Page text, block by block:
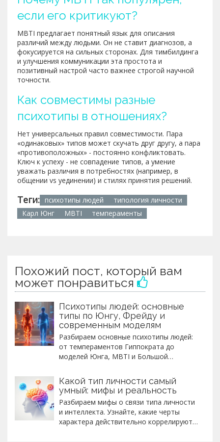
если его критикуют?
MBTI предлагает понятный язык для описания
различий между людьми. Он не ставит диагнозов, а
фокусируется на сильных сторонах. Для тимбилдинга
и улучшения коммуникации эта простота и
позитивный настрой часто важнее строгой научной
точности.
Как совместимы разные
психотипы в отношениях?
Нет универсальных правил совместимости. Пара
«одинаковых» типов может скучать друг другу, а пара
«противоположных» - постоянно конфликтовать.
Ключ к успеху - не совпадение типов, а умение
уважать различия в потребностях (например, в
общении vs уединении) и стилях принятия решений.
Теги: психотипы людей
типология личности
Карл Юнг
MBTI темпераменты
Похожий пост, который вам
может понравиться
Психотипы людей: основные
типы по Юнгу, Фрейду и
современным моделям
Разбираем основные психотипы людей:
от темпераментов Гиппократа до
моделей Юнга, MBTI и Большой
тип и использовать эти знания для
улучшения коммуникации и карьеры.
Какой тип личности самый
умный: мифы и реальность
Разбираем мифы о связи типа личности
и интеллекта. Узнайте, какие черты
характера действительно коррелируют с